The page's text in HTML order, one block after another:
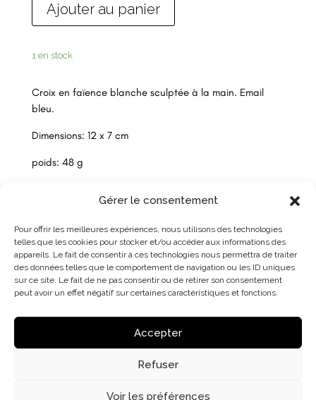
Gérer le consentement
Pour offrir les meilleures expériences, nous utilisons des technologies
telles que les cookies pour stocker et/ou accéder aux informations des
appareils. Le fait de consentir à ces technologies nous permettra de traiter
des données telles que le comportement de navigation ou les ID uniques
sur ce site. Le fait de ne pas consentir ou de retirer son consentement
peut avoir un effet négatif sur certaines caractéristiques et fonctions.
Accepter
Refuser
Voir les préférences
Ajouter au panier
1 en stock
Croix en faïence blanche sculptée à la main. Email
bleu.
Dimensions: 12 x 7 cm
poids: 48 g